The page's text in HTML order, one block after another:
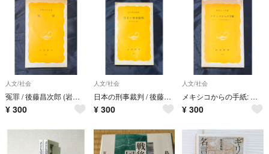
人文/社会
冤罪 / 後藤昌次郎 (岩波新書 81) 新書 – 1979
¥ 300
人文/社会
日本の刑事裁判 / 後藤昌次郎 (岩波新書 83) 新書 – 1979
¥ 300
人文/社会
メキシコからの手紙: インディヘナのなかで考えたこと /黒沼 ユリ子 岩波新書
¥ 300